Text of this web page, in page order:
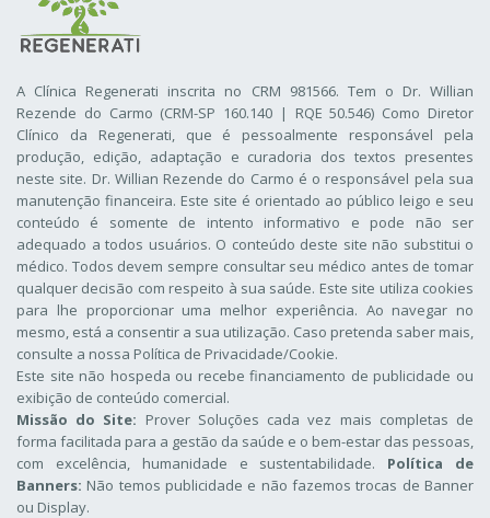
A Clínica Regenerati inscrita no CRM 981566. Tem o Dr. Willian
Rezende do Carmo (CRM-SP 160.140 | RQE 50.546) Como Diretor
Clínico da Regenerati, que é pessoalmente responsável pela
produção, edição, adaptação e curadoria dos textos presentes
neste site. Dr. Willian Rezende do Carmo é o responsável pela sua
manutenção financeira. Este site é orientado ao público leigo e seu
conteúdo é somente de intento informativo e pode não ser
adequado a todos usuários. O conteúdo deste site não substitui o
médico. Todos devem sempre consultar seu médico antes de tomar
qualquer decisão com respeito à sua saúde. Este site utiliza cookies
para lhe proporcionar uma melhor experiência. Ao navegar no
mesmo, está a consentir a sua utilização. Caso pretenda saber mais,
consulte a nossa Política de Privacidade/Cookie.
Este site não hospeda ou recebe financiamento de publicidade ou
exibição de conteúdo comercial.
Missão do Site: Prover Soluções cada vez mais completas de
forma facilitada para a gestão da saúde e o bem-estar das pessoas,
com excelência, humanidade e sustentabilidade. Política de
Banners: Não temos publicidade e não fazemos trocas de Banner
ou Display.